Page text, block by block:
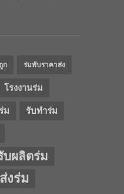
ก ร่มพับราคาส่ง
โรงงานร่ม
ม รับทำร่ม
บผลิตร่ม
งร่ม